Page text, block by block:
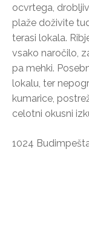
ocvrtega,
plaže doživite
terasi lokala.
vsako naročilo,
pa mehki.
lokalu, ter
kumarice,
celotni okusni
1024